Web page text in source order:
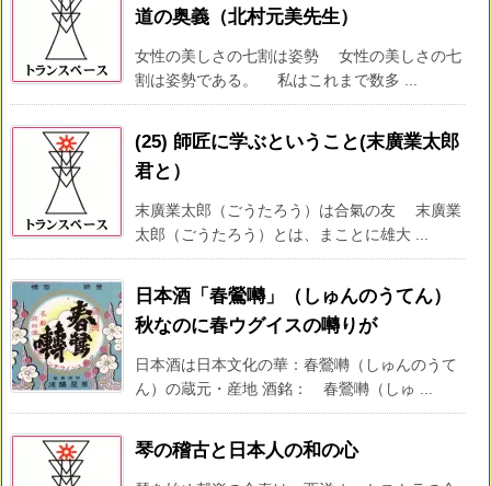
道の奥義（北村元美先生）
女性の美しさの七割は姿勢 女性の美しさの七
割は姿勢である。 私はこれまで数多 ...
(25) 師匠に学ぶということ(末廣業太郎
君と）
末廣業太郎（ごうたろう）は合氣の友 末廣業
太郎（ごうたろう）とは、まことに雄大 ...
日本酒「春鶯囀」（しゅんのうてん）
秋なのに春ウグイスの囀りが
日本酒は日本文化の華：春鶯囀（しゅんのうて
ん）の蔵元・産地 酒銘： 春鶯囀（しゅ ...
琴の稽古と日本人の和の心